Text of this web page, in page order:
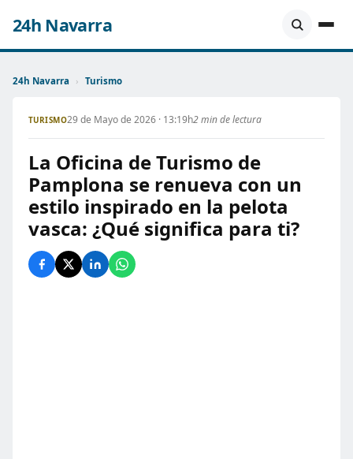
24h Navarra
24h Navarra › Turismo
TURISMO29 de Mayo de 2026 · 13:19h2 min de lectura
La Oficina de Turismo de
Pamplona se renueva con un
estilo inspirado en la pelota
vasca: ¿Qué significa para ti?